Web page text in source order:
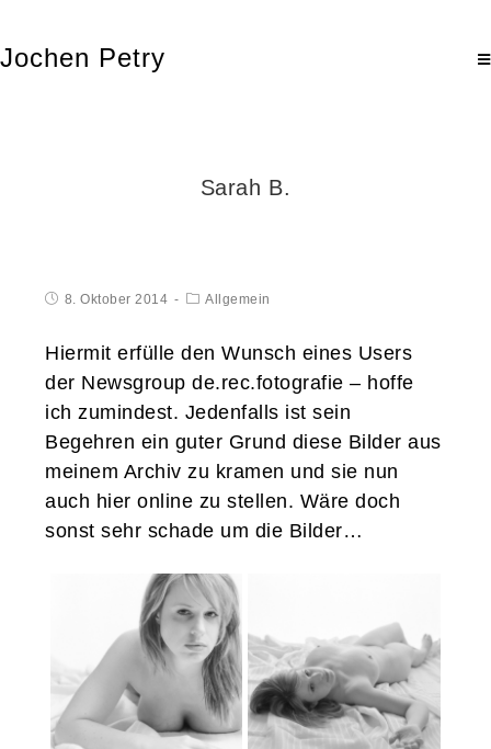
Jochen Petry
Sarah B.
8. Oktober 2014 Allgemein
Hiermit erfülle den Wunsch eines Users
der Newsgroup de.rec.fotografie – hoffe
ich zumindest. Jedenfalls ist sein
Begehren ein guter Grund diese Bilder aus
meinem Archiv zu kramen und sie nun
auch hier online zu stellen. Wäre doch
sonst sehr schade um die Bilder…